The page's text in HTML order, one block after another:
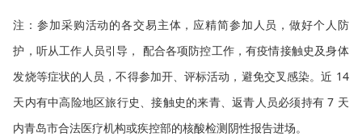
注：参加采购活动的各交易主体，应精简参加人员，做好个人防
护，听从工作人员引导， 配合各项防控工作，有疫情接触史及身体
发烧等症状的人员，不得参加开、评标活动，避免交叉感染。近 14
天内有中高险地区旅行史、接触史的来青、返青人员必须持有 7 天
内青岛市合法医疗机构或疾控部的核酸检测阴性报告进场。